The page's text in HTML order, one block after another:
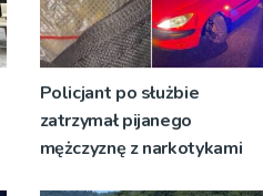
Policjant po służbie
zatrzymał pijanego
mężczyznę z narkotykami